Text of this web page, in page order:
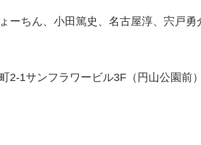
ーちん、小田篤史、名古屋淳、宍戸勇
2-1サンフラワービル3F（円山公園前）